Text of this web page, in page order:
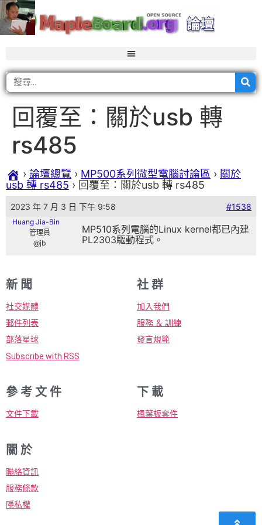
回覆至：關於usb 轉
rs485
› 論壇總覽 › MP500系列微型電腦討論區 › 關於
usb 轉 rs485 › 回覆至：關於usb 轉 rs485
2023 年 7 月 3 日 下午 9:58 #1538
Huang Jia-Bin
管理員
@jb
MP510系列電腦的Linux kernel都已內建
PL2303驅動程式。
新 聞
社交媒體
郵件列表
部落星球
Subscribe with RSS
社 群
加入我們
服務 ＆ 訓練
發言規範
參 考 文 件
文件下載
下 載
楓葉板套件
關 於
聯絡資訊
服務條款
隱私權